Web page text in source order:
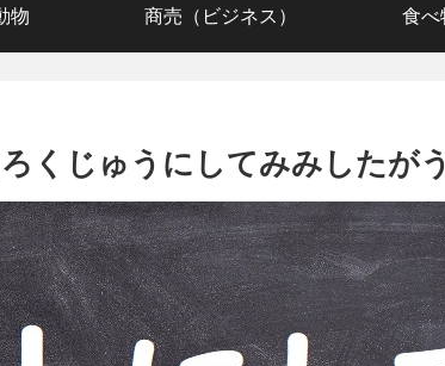
物 商売（ビジネス） 食べ
くじゅうにしてみみしたがう